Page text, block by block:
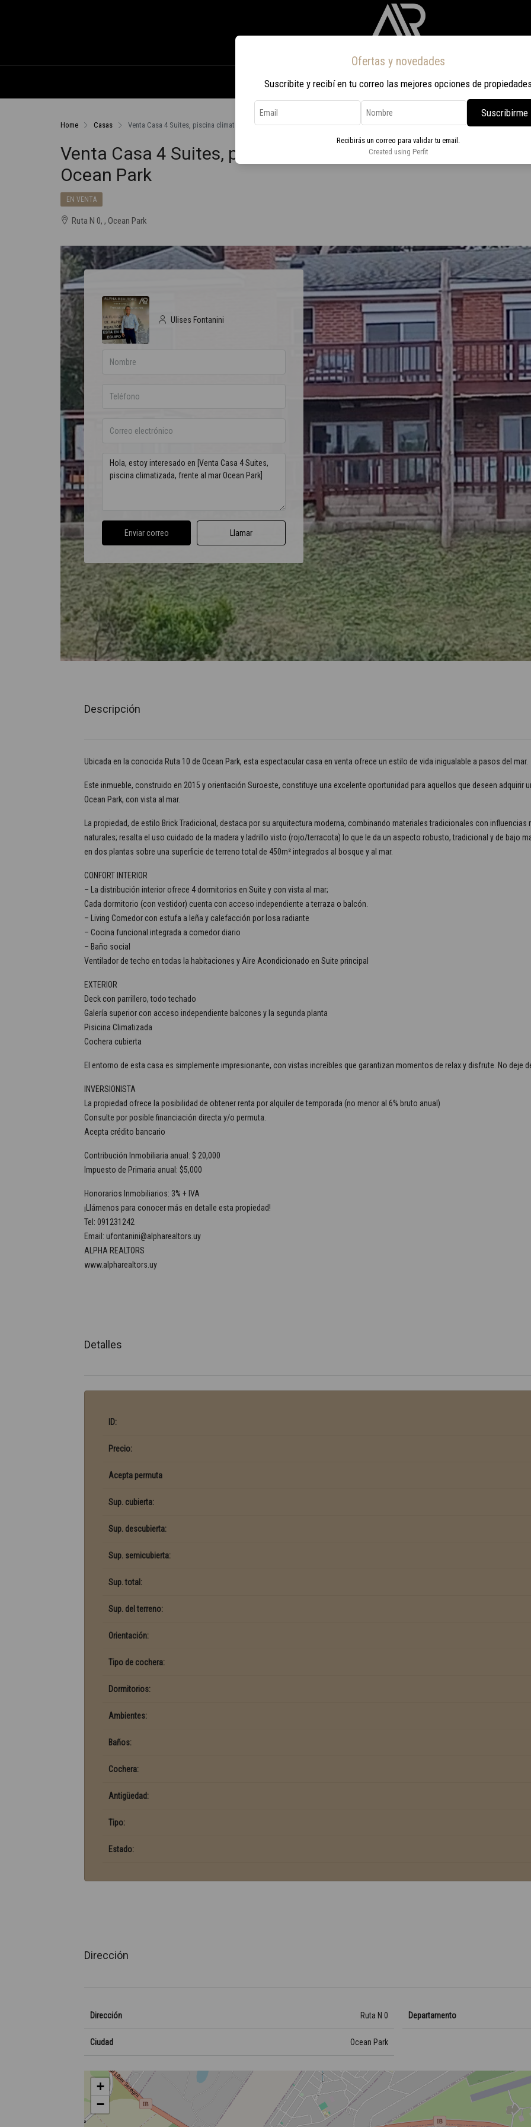
Ofertas y novedades
Suscribite y recibí en tu correo las mejores opciones de propiedades
Suscribirme
Recibirás un correo para validar tu email.
Created using Perfit
Inicio Propiedades Nosotros Contacto Viaje a Rio 2026
Home Casas Venta Casa 4 Suites, piscina climatizada, frente al mar Ocean Park
Venta Casa 4 Suites, piscina climatizada, frente al mar
Ocean Park
EN VENTA
Ruta N 0, , Ocean Park
Ulises Fontanini
Enviar correo Llamar
Descripción
Ubicada en la conocida Ruta 10 de Ocean Park, esta espectacular casa en venta ofrece un estilo de vida inigualable a pasos del mar.
Este inmueble, construido en 2015 y orientación Suroeste, constituye una excelente oportunidad para aquellos que deseen adquirir
Ocean Park, con vista al mar.
La propiedad, de estilo Brick Tradicional, destaca por su arquitectura moderna, combinando materiales tradicionales con
naturales; resalta el uso cuidado de la madera y ladrillo visto (rojo/terracota) lo que le da un aspecto robusto, tradicional y de bajo
en dos plantas sobre una superficie de terreno total de 450m² integrados al bosque y al mar.
CONFORT INTERIOR
– La distribución interior ofrece 4 dormitorios en Suite y con vista al mar;
Cada dormitorio (con vestidor) cuenta con acceso independiente a terraza o balcón.
– Living Comedor con estufa a leña y calefacción por losa radiante
– Cocina funcional integrada a comedor diario
– Baño social
Ventilador de techo en todas la habitaciones y Aire Acondicionado en Suite principal
EXTERIOR
Deck con parrillero, todo techado
Galería superior con acceso independiente balcones y la segunda planta
Pisicina Climatizada
Cochera cubierta
El entorno de esta casa es simplemente impresionante, con vistas increíbles que garantizan momentos de relax y disfrute. No deje
INVERSIONISTA
La propiedad ofrece la posibilidad de obtener renta por alquiler de temporada (no menor al 6% bruto anual)
Consulte por posible financiación directa y/o permuta.
Acepta crédito bancario
Contribución Inmobiliaria anual: $ 20,000
Impuesto de Primaria anual: $5,000
Honorarios Inmobiliarios: 3% + IVA
¡Llámenos para conocer más en detalle esta propiedad!
Tel: 091231242
Email: ufontanini@alpharealtors.uy
ALPHA REALTORS
www.alpharealtors.uy
Detalles
ID:
Precio:
Acepta permuta
Sup. cubierta:
Sup. descubierta:
Sup. semicubierta:
Sup. total:
Sup. del terreno:
Orientación:
Tipo de cochera:
Dormitorios:
Ambientes:
Baños:
Cochera:
Antigüedad:
Tipo:
Estado:
Dirección
Dirección Ruta N 0
Ciudad Ocean Park
Departamento
+
−